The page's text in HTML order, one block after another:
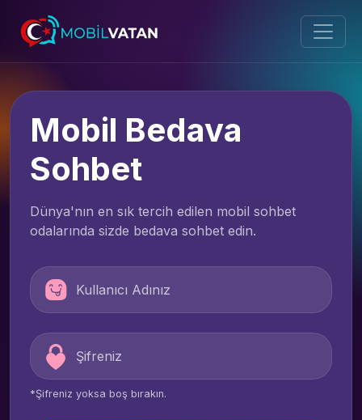
Mobil Bedava
Sohbet
Dünya'nın en sık tercih edilen mobil sohbet
odalarında sizde bedava sohbet edin.
*Şifreniz yoksa boş bırakın.